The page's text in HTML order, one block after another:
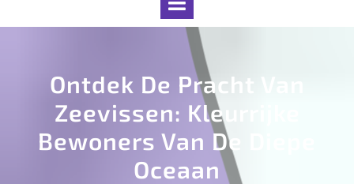
Ontdek De Pracht Van
Zeevissen: Kleurrijke
Bewoners Van De Diepe
Oceaan